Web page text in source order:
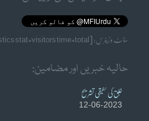
سائٹ وزیٹرس: [wpstatistics stat=visitors time=total]
حالیہ خبریں اور مضامین:
خُلق کی حقیقی تشریح
12-06-2023